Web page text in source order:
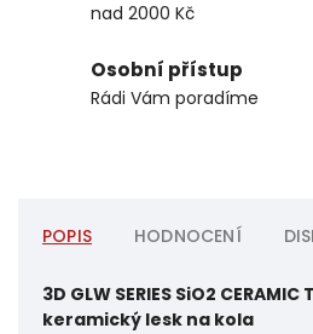
nad 2000 Kč
Osobní přístup
Rádi Vám poradíme
POPIS HODNOCENÍ
3D GLW SERIES SiO2 CERAMIC
keramický lesk na kola